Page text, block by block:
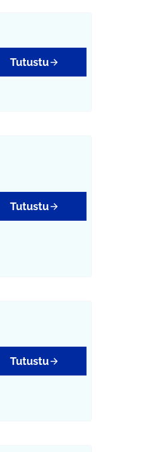
Tutustu
Tutustu
Tutustu